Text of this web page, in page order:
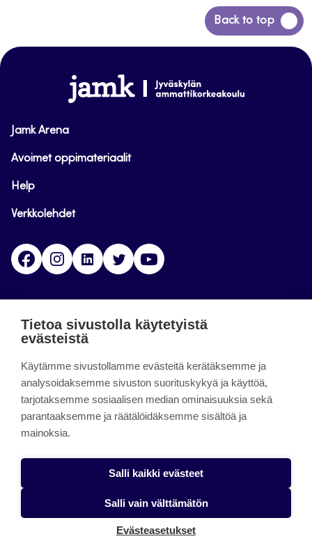
Back to top
Siirry
takaisin
www.jamk.fi
Jamk Arena
Avoimet oppimateriaalit
Help
Verkkolehdet
FacebookInstagramLinkedinTwitter
päättynyt 11.9.2023.
About the site
Käyttöehdot
Alasottoilmoitus
Tietoa sivustolla käytetyistä
evästeistä
Käytämme sivustollamme evästeitä kerätäksemme ja
analysoidaksemme sivuston suorituskykyä ja käyttöä,
tarjotaksemme sosiaalisen median ominaisuuksia sekä
parantaaksemme ja räätälöidäksemme sisältöä ja
mainoksia.
Salli kaikki evästeet
Salli vain välttämätön
Evästeasetukset